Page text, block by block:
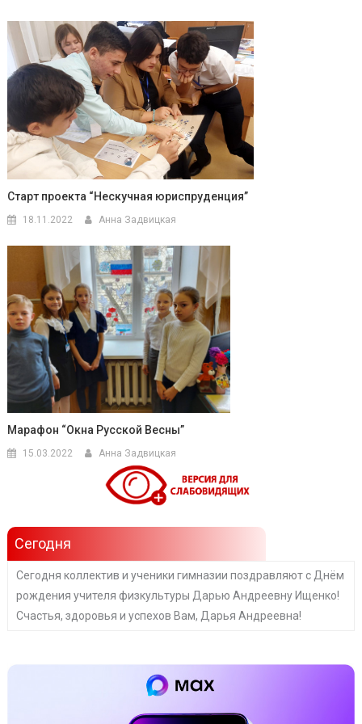
Старт проекта “Нескучная юриспруденция”
18.11.2022 Анна Задвицкая
Марафон “Окна Русской Весны”
15.03.2022 Анна Задвицкая
Сегодня
Сегодня коллектив и ученики гимназии поздравляют с Днём
рождения учителя физкультуры Дарью Андреевну Ищенко!
Счастья, здоровья и успехов Вам, Дарья Андреевна!